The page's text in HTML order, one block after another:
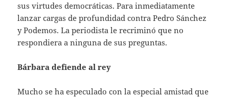
sus virtudes democráticas. Para inmediatamente
lanzar cargas de profundidad contra Pedro Sánchez
y Podemos. La periodista le recriminó que no
respondiera a ninguna de sus preguntas.
Bárbara defiende al rey
Mucho se ha especulado con la especial amistad que